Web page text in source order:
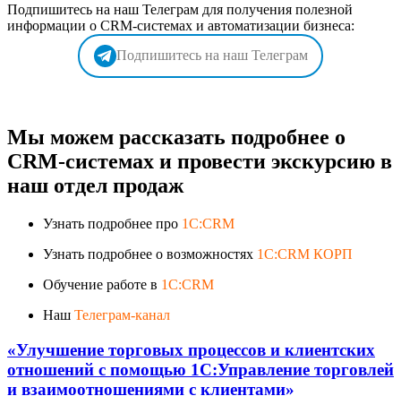
Подпишитесь на наш Телеграм для получения полезной
информации о CRM-системах и автоматизации бизнеса:
Подпишитесь на наш Телеграм
Мы можем рассказать подробнее о
CRM-системах и провести экскурсию в
наш отдел продаж
Узнать подробнее про 1C:CRM
Узнать подробнее о возможностях 1C:CRM КОРП
Обучение работе в 1C:CRM
Наш Телеграм-канал
«Улучшение торговых процессов и клиентских
отношений с помощью 1C:Управление торговлей
и взаимоотношениями с клиентами»